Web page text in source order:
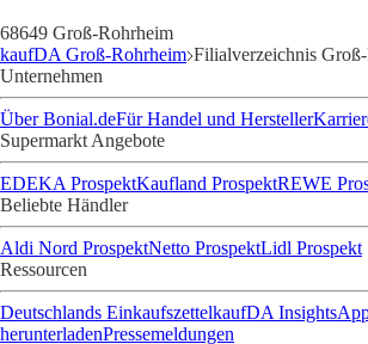
68649 Groß-Rohrheim
kaufDA Groß-Rohrheim Filialverzeichnis
Unternehmen
Über Bonial.deFür Handel und Hersteller
Supermarkt Angebote
EDEKA ProspektKaufland ProspektREWE
Beliebte Händler
Aldi Nord ProspektNetto ProspektLidl Prospekt
Ressourcen
Deutschlands EinkaufszettelkaufDA Insights
herunterladenPressemeldungen